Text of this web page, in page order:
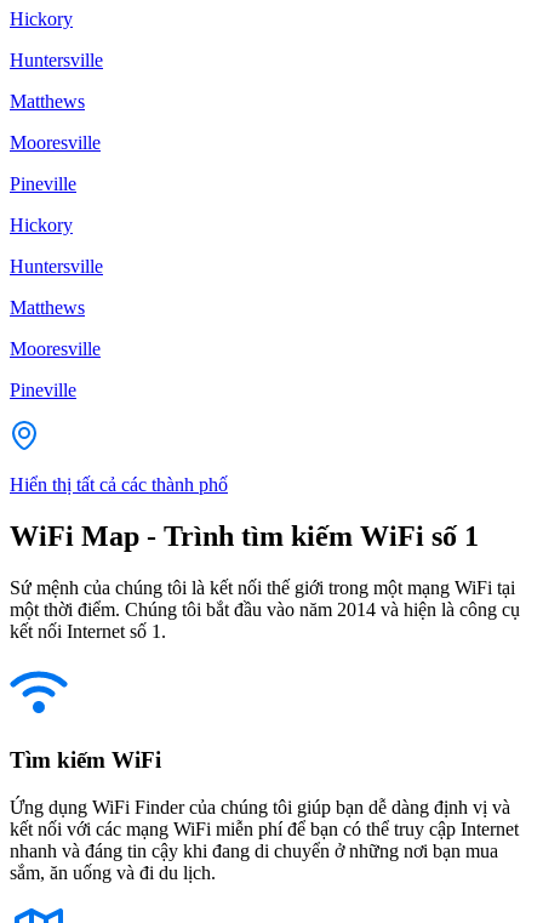
Hickory
Huntersville
Matthews
Mooresville
Pineville
Hickory
Huntersville
Matthews
Mooresville
Pineville
Hiển thị tất cả các thành phố
WiFi Map - Trình tìm kiếm WiFi số 1
Sứ mệnh của chúng tôi là kết nối thế giới trong một mạng WiFi tại
một thời điểm. Chúng tôi bắt đầu vào năm 2014 và hiện là công cụ
kết nối Internet số 1.
Tìm kiếm WiFi
Ứng dụng WiFi Finder của chúng tôi giúp bạn dễ dàng định vị và
kết nối với các mạng WiFi miễn phí để bạn có thể truy cập Internet
nhanh và đáng tin cậy khi đang di chuyển ở những nơi bạn mua
sắm, ăn uống và đi du lịch.